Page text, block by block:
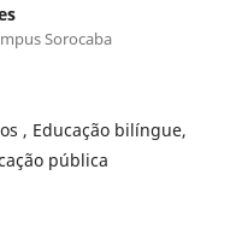
Sorocaba
, Educação bilíngue,
pública